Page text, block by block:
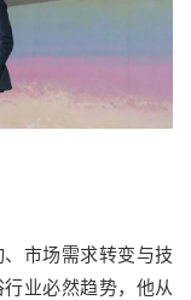
市场需求转变与技
业必然趋势，他从